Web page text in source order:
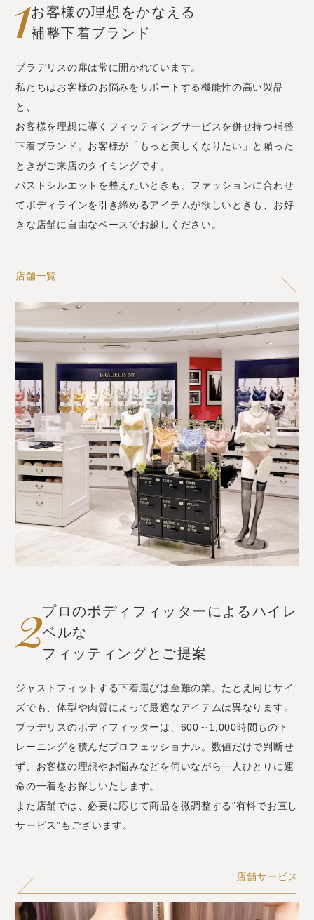
お客様の理想をかなえる
補整下着ブランド
ブラデリスの扉は常に開かれています。
私たちはお客様のお悩みをサポートする機能性の高い製品
と、
お客様を理想に導くフィッティングサービスを併せ持つ補整
下着ブランド。 お客様が「もっと美しくなりたい」と願った
ときがご来店のタイミングです。
バストシルエットを整えたいときも、ファッションに合わせ
てボディラインを引き締めるアイテムが欲しいときも、お好
きな店舗に自由なペースでお越しください。
店舗一覧
プロのボディフィッターによるハイレ
ベルな
フィッティングとご提案
ジャストフィットする下着選びは至難の業。たとえ同じサイ
ズでも、体型や肉質によって最適なアイテムは異なります。
ブラデリスのボディフィッターは、600～1,000時間ものト
レーニングを積んだプロフェッショナル。数値だけで判断せ
ず、お客様の理想やお悩みなどを伺いながら一人ひとりに運
命の一着をお探しいたします。
また店舗では、必要に応じて商品を微調整する“有料でお直し
サービス”もございます。
店舗サービス